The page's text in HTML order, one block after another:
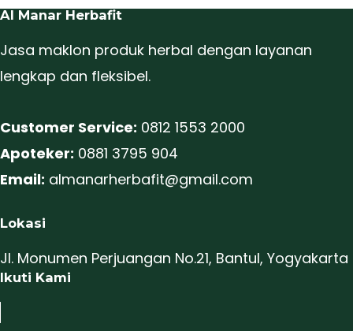
Al Manar Herbafit
Jasa maklon produk herbal dengan layanan
lengkap dan fleksibel.
Customer Service: 0812 1553 2000
Apoteker: 0881 3795 904
Email: almanarherbafit@gmail.com
Lokasi
Jl. Monumen Perjuangan No.21, Bantul, Yogyakarta
Ikuti Kami